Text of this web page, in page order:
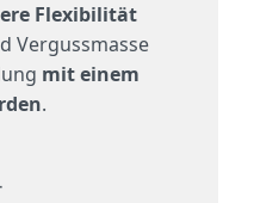
Flexibilität
Vergussmasse
mit einem
.